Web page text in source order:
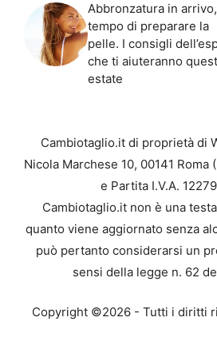
Abbronzatura in
tempo di preparare la
pelle. I consigli
che ti aiuteranno
estate
Cambiotaglio.it di proprietà di
Nicola Marchese 10, 00141 Roma
e Partita I.V.A.
Cambiotaglio.it non è una
quanto viene aggiornato senza
può pertanto considerarsi un
sensi della legge n. 62
Copyright ©2026 - Tutti i diritti